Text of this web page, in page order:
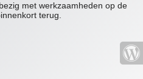
met werkzaamheden op de
terug.